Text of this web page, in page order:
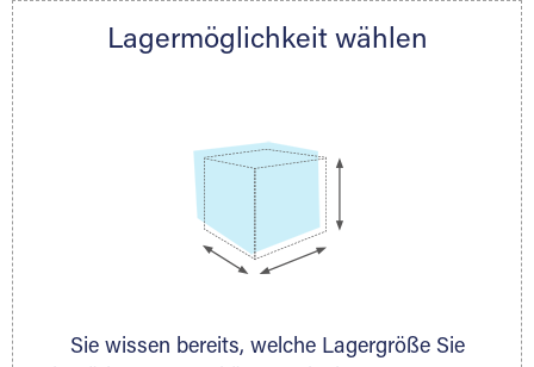
nächstgelegenen Partner und besprechen alles
Lagermöglichkeit wählen
Sie wissen bereits, welche Lagergröße Sie